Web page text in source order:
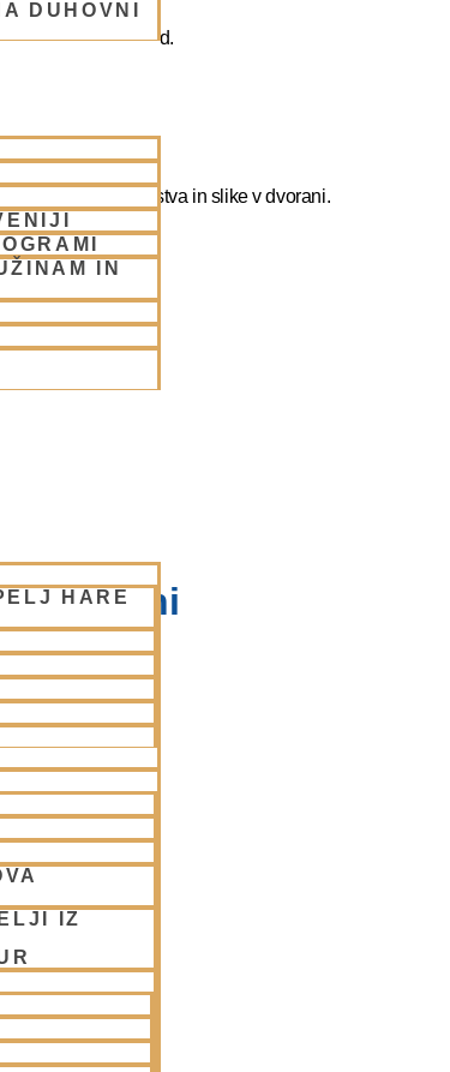
DUHOVNI
IN
HARE
IZ
Krišni, itd.
slikate božanstva in slike v dvorani.
Ljubljani